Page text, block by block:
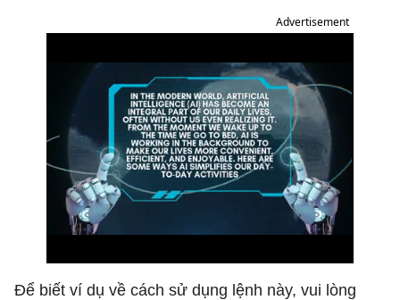
Advertisement
Để biết ví dụ về cách sử dụng lệnh này, vui lòng